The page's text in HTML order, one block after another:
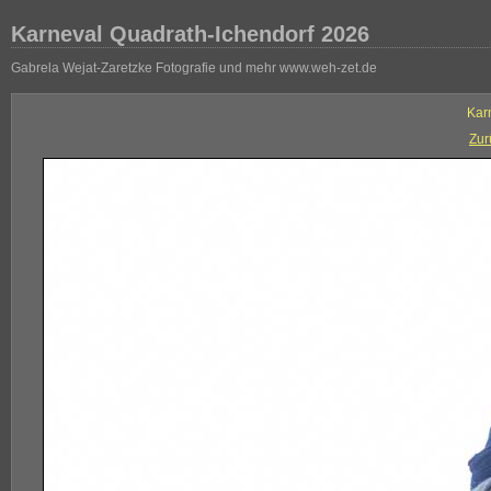
Karneval Quadrath-Ichendorf 2026
Gabrela Wejat-Zaretzke Fotografie und mehr www.weh-zet.de